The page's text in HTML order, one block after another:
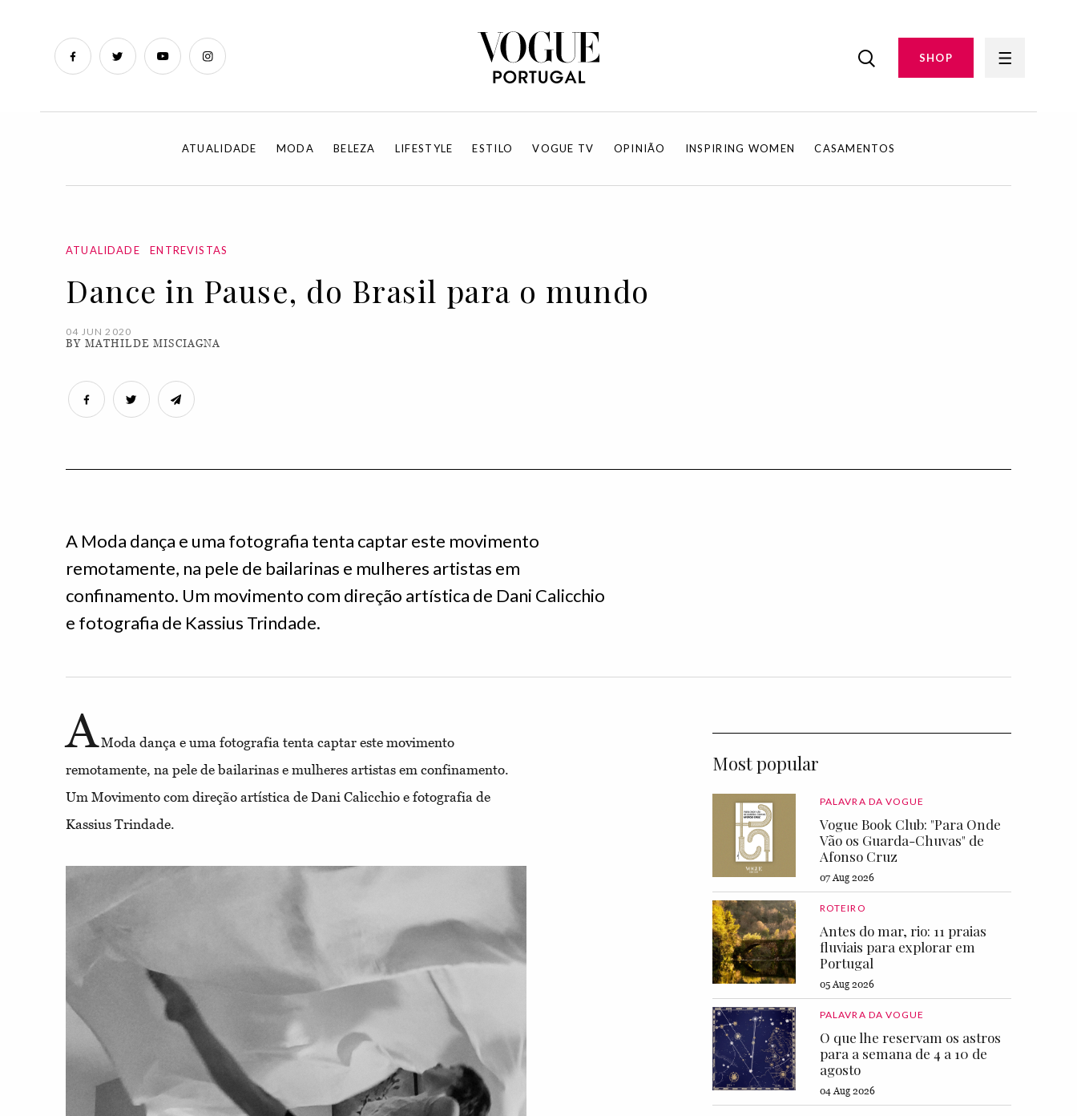
SHOP
ATUALIDADE MODA BELEZA LIFESTYLE ESTILO VOGUE TV OPINIÃO INSPIRING WOMEN CASAMENTOS
ATUALIDADE ENTREVISTAS
Dance in Pause, do Brasil para o mundo
04 JUN 2020
BY MATHILDE MISCIAGNA
A Moda dança e uma fotografia tenta captar este movimento
remotamente, na pele de bailarinas e mulheres artistas em
confinamento. Um movimento com direção artística de Dani Calicchio
e fotografia de Kassius Trindade.
AModa dança e uma fotografia tenta captar este movimento
remotamente, na pele de bailarinas e mulheres artistas em confinamento.
Um Movimento com direção artística de Dani Calicchio e fotografia de
Kassius Trindade.
Most popular
PALAVRA DA VOGUE
Vogue Book Club: "Para Onde
Vão os Guarda-Chuvas" de
Afonso Cruz
07 Aug 2026
ROTEIRO
Antes do mar, rio: 11 praias
fluviais para explorar em
Portugal
05 Aug 2026
PALAVRA DA VOGUE
O que lhe reservam os astros
para a semana de 4 a 10 de
agosto
04 Aug 2026